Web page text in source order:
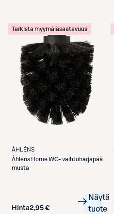
Tarkista myymäläsaatavuus
ÅHLÉNS
Åhléns Home WC- vaihtoharjapää
musta
Hinta2,95 €
Näytä
tuote